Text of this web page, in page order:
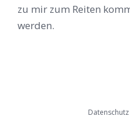
zu mir zum Reiten
werden.
Datenschutz